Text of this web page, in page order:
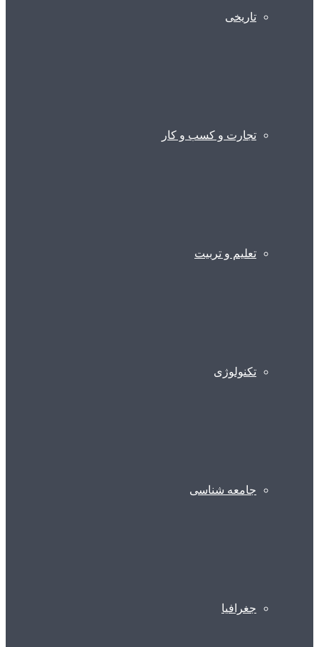
تاریخی
تجارت و کسب و کار
تعلیم و تربیت
تکنولوژی
جامعه شناسی
جغرافیا